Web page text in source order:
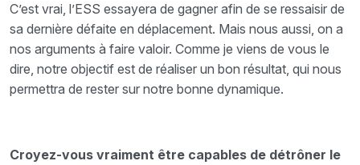
C’est vrai, l’ESS essayera de gagner afin de se ressaisir de
sa dernière défaite en déplacement. Mais nous aussi, on a
nos arguments à faire valoir. Comme je viens de vous le
dire, notre objectif est de réaliser un bon résultat, qui nous
permettra de rester sur notre bonne dynamique.
Croyez-vous vraiment être capables de détrôner le